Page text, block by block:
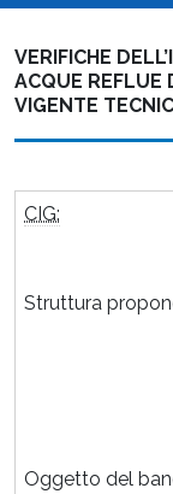
VERIFICHE
ACQUE REFLUE
VIGENTE
CIG:
Struttura
Oggetto del